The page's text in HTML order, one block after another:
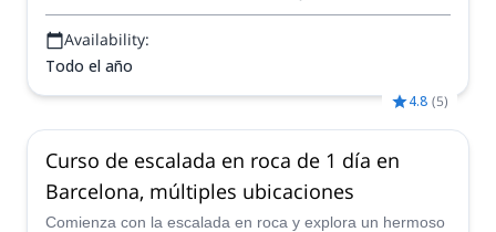
Availability:
Todo el año
4.8 (5)
Curso de escalada en roca de 1 día en
Barcelona, múltiples ubicaciones
Comienza con la escalada en roca y explora un hermoso